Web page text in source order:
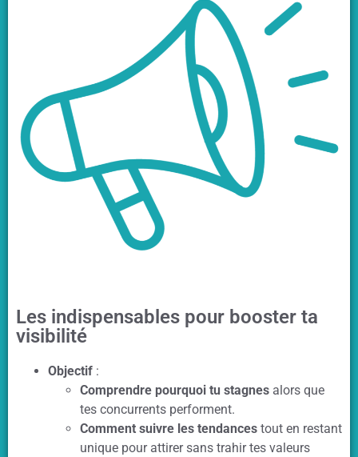
Les indispensables pour booster ta
visibilité
Objectif :
Comprendre pourquoi tu stagnes alors que
tes concurrents performent.
Comment suivre les tendances tout en restant
unique pour attirer sans trahir tes valeurs